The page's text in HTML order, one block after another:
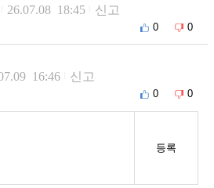
26.07.08 18:45 신고
0 0
16:46 신고
0 0
등록